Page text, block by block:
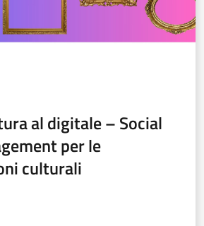
al digitale – Social
per le
culturali